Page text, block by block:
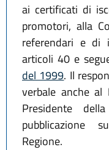
ai certificati di
promotori, alla
referendari e di
articoli 40 e
del 1999. Il
verbale anche al
Presidente
pubblicazione
Regione.